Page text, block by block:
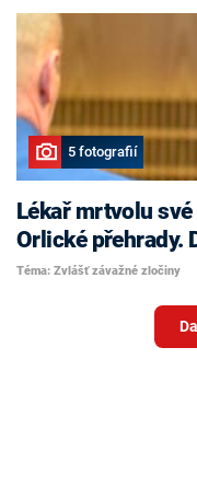
5 fotografií
Lékař mrtvolu
Orlické přehrady.
Téma: Zvlášť závažné zločiny